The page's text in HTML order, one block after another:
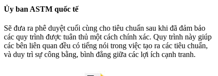
Ủy ban ASTM quốc tế
Sẽ đưa ra phê duyệt cuối cùng cho tiêu chuẩn sau khi đã đảm bảo
các quy trình được tuân thủ một cách chính xác. Quy trình này giúp
các bên liên quan đều có tiếng nói trong việc tạo ra các tiêu chuẩn,
và duy trì sự công bằng, bình đẳng giữa các lợi ích cạnh tranh.